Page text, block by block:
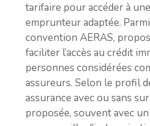
tarifaire pour accéder à
emprunteur adaptée.
convention AERAS,
faciliter l’accès au crédit
personnes considérées
assureurs. Selon le profil
assurance avec ou sans
proposée, souvent avec